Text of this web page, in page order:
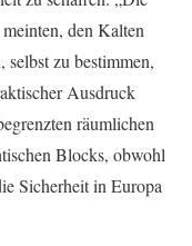
den Kalten
zu bestimmen,
Ausdruck
räumlichen
Blocks, obwohl
Sicherheit in Europa